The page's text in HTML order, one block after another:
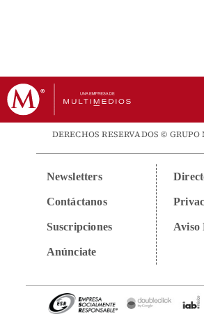
DERECHOS RESERVADOS ©
Newsletters
Contáctanos
Suscripciones
Anúnciate
Aviso